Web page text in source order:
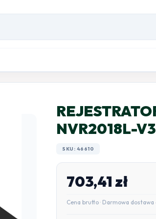
NVR2018L-V3
SKU: 46610
703,41 zł
Cena brutto · Darmowa dostawa